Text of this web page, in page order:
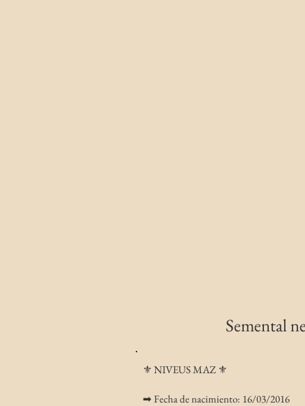
Semental
⚜️ NIVEUS MAZ ⚜️
➡ Fecha de nacimiento: 16/03/2016